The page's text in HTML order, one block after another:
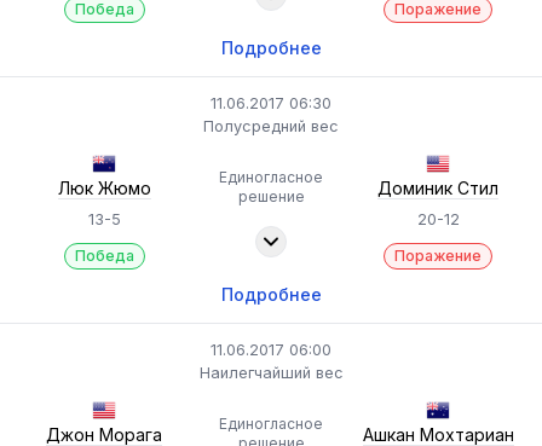
Победа
Поражение
Подробнее
11.06.2017 06:30
Полусредний вес
Люк Жюмо
13-5
Победа
Единогласное
решение
Доминик Стил
20-12
Поражение
Подробнее
11.06.2017 06:00
Наилегчайший вес
Джон Морага
Единогласное
Ашкан Мохтариан